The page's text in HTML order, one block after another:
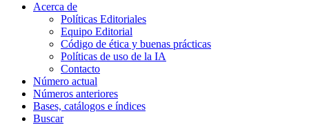
Acerca de
Políticas Editoriales
Equipo Editorial
Código de ética y buenas prácticas
Políticas de uso de la IA
Contacto
Número actual
Números anteriores
Bases, catálogos e índices
Buscar